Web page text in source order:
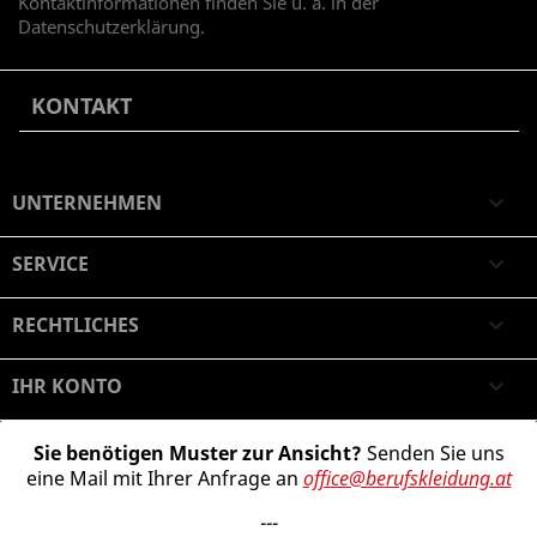
Datenschutzerklärung.
KONTAKT
UNTERNEHMEN 
SERVICE 
RECHTLICHES 
IHR KONTO 
Sie benötigen Muster zur Ansicht? Senden Sie uns
eine Mail mit Ihrer Anfrage an office@berufskleidung.at
---